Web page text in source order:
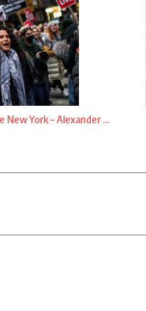
New York – Alexander ...